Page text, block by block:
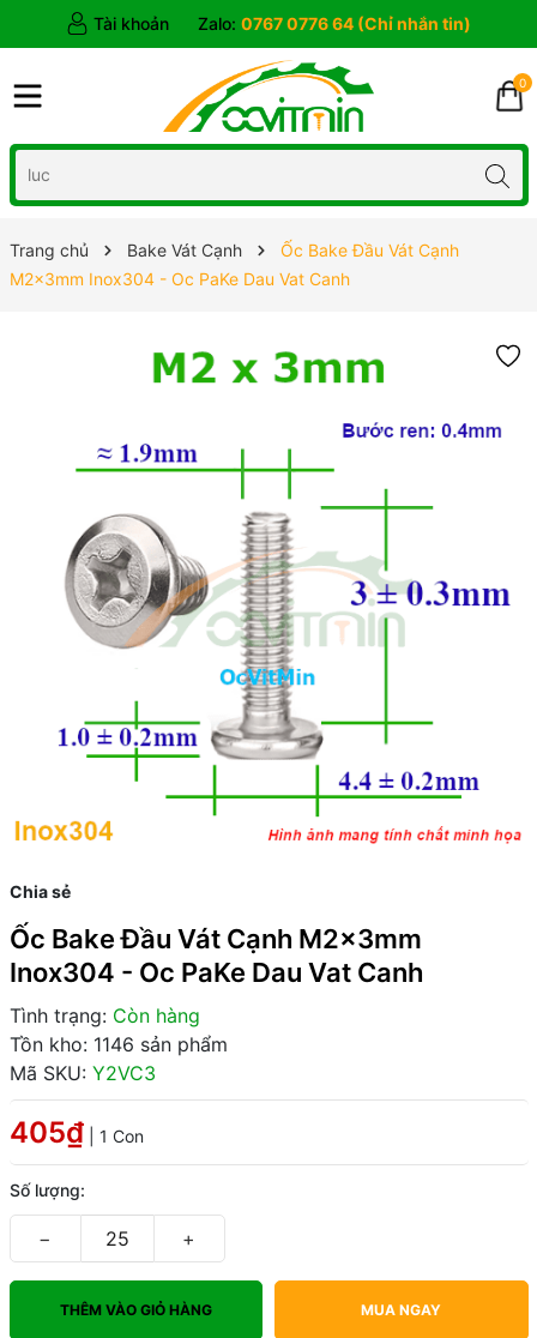
Tài khoản Zalo: 0767 0776 64 (Chỉ nhắn tin)
0
Trang chủ Bake Vát Cạnh
Ốc Bake Đầu Vát Cạnh
M2x3mm Inox304 - Oc PaKe Dau Vat Canh
Chia sẻ
Ốc Bake Đầu Vát Cạnh M2x3mm
Inox304 - Oc PaKe Dau Vat Canh
Tình trạng: Còn hàng
Tồn kho: 1146 sản phẩm
Mã SKU: Y2VC3
405₫ | 1 Con
Số lượng:
− +
THÊM VÀO GIỎ HÀNG MUA NGAY